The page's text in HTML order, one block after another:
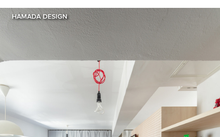
HAMADA DESIGN